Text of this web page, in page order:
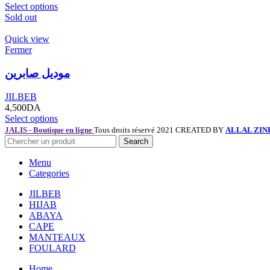
Select options
Sold out
Quick view
Fermer
موديل صابرين
JILBEB
4,500DA
Select options
JALIS - Boutique en ligne Tous droits réservé 2021 CREATED BY ALLAL
Search
Menu
Categories
JILBEB
HIJAB
ABAYA
CAPE
MANTEAUX
FOULARD